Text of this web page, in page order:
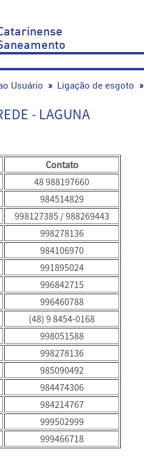
Usuário » Ligação de esgoto
- LAGUNA
Contato
48 988197660
984514829
998127385 / 988269443
998278136
984106970
991895024
996842715
996460788
(48) 9 8454-0168
998051588
998278136
985090492
984474306
984214767
999502999
999466718